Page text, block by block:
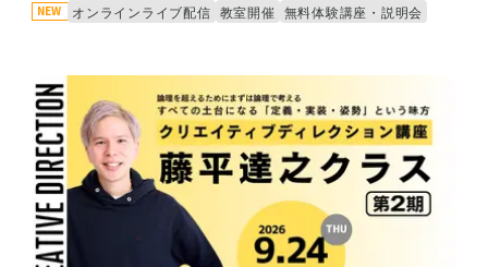
NEW オンラインライブ配信 教室開催 無料体験講座・説明会